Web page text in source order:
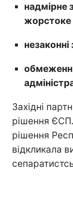
надмірне
Західні
рішення
рішення
відкликала